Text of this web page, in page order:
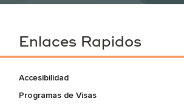
Enlaces Rapidos
Accesibilidad
Programas de Visas